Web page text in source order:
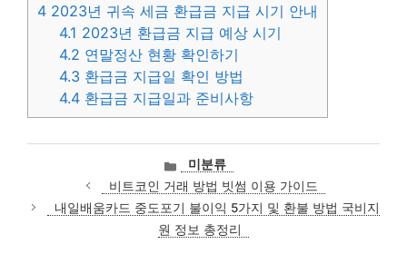
4 2023년 귀속 세금 환급금 지급 시기 안내
4.1 2023년 환급금 지급 예상 시기
4.2 연말정산 현황 확인하기
4.3 환급금 지급일 확인 방법
4.4 환급금 지급일과 준비사항
카
테
고
리
미분류
비트코인 거래 방법 빗썸 이용 가이드
내일배움카드 중도포기 불이익 5가지 및 환불 방법 국비지
원 정보 총정리